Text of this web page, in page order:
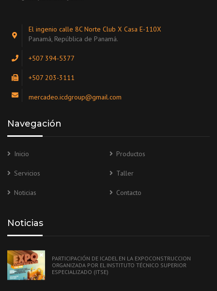
El ingenio calle 8C Norte Club X Casa E-110X
Panamá, República de Panamá.
+507 394-5377
+507 203-3111
mercadeo.icdgroup@gmail.com
Navegación
Inicio Productos
Servicios Taller
Noticias Contacto
Noticias
PARTICIPACIÓN DE ICADEL EN LA EXPOCONSTRUCCION
ORGANIZADA POR EL INSTITUTO TÉCNICO SUPERIOR
ESPECIALIZADO (ITSE)